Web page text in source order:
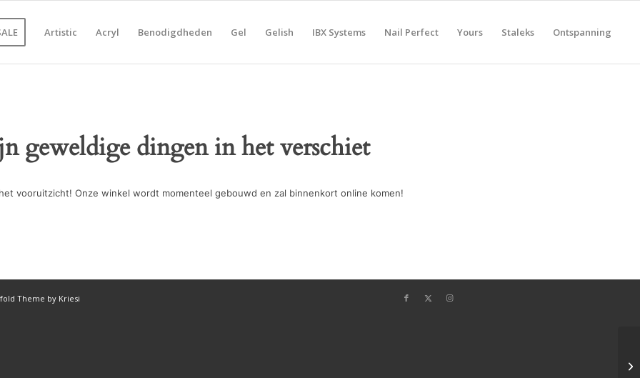
Artistic Acryl Benodigdheden Gel Gelish IBX Systems Nail Perfect Yours Staleks Ontspanning
geweldige dingen in het verschiet
vooruitzicht! Onze winkel wordt momenteel gebouwd en zal binnenkort online komen!
Theme by Kriesi